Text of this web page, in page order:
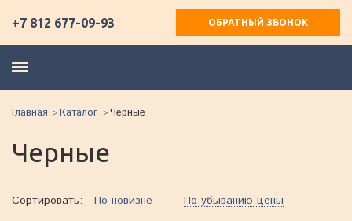
+7 812 677-09-93 ОБРАТНЫЙ ЗВОНОК
Главная Каталог Черные
Черные
Сортировать: По новизне
По убыванию цены